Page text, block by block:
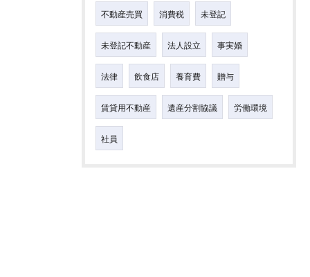
不動産売買 消費税 未登記
未登記不動産 法人設立 事実婚
法律 飲食店 養育費 贈与
賃貸用不動産 遺産分割協議 労働環境
社員